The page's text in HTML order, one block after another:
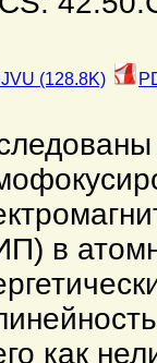
(128.8K)
в
как